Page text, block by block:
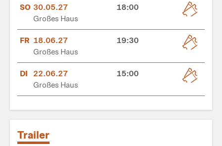
SO 30.05.27
18:00
Großes Haus
FR 18.06.27
19:30
Großes Haus
DI 22.06.27
15:00
Großes Haus
Trailer